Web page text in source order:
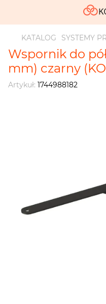
KATALOG SYSTEMY
Wspornik do
mm) czarny
Artykuł: 1744988182